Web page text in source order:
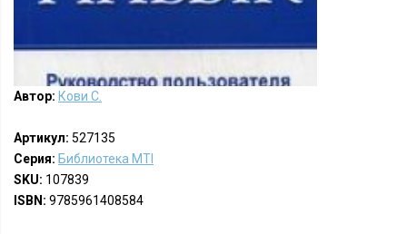
Автор: Кови С.
Артикул: 527135
Серия: Библиотека MTI
SKU: 107839
ISBN: 9785961408584